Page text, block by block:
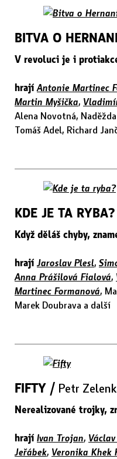
BITVA O
V revoluci je i
hrajíAntonie Martinec
Martin Myšička,
Alena Novotná,
Tomáš Adel, Richard
KDE JE TA
Když děláš chyby,
hrajíJaroslav Plesl,
Anna Prášilová Fialová,
Martinec Formanová,
Marek Doubrava a další
FIFTY / Petr
Nerealizované trojky,
hrajíIvan Trojan,
Jeřábek, Veronika Khek